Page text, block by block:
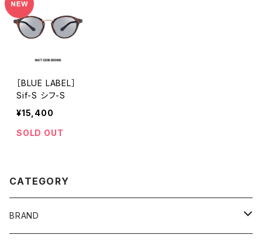
［BLUE LABEL］
Sif-S シフ-S
¥15,400
SOLD OUT
CATEGORY
BRAND